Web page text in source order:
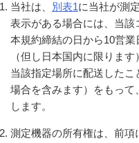
当社は、 別表1に当社が測
表示がある場合には、当該
本規約締結の日から10営
（但し日本国内に限りま
当該指定場所に配送した
場合を含みます）をもって
します。
測定機器の所有権は、前